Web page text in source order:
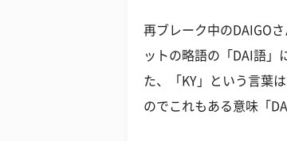
再ブレーク中のDAIGO
ットの略語の「DAI語」
た、「KY」という言葉
のでこれもある意味「